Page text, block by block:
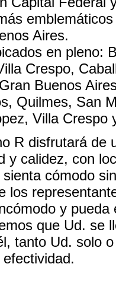
Aires.
en pleno:
Crespo,
Buenos
Quilmes, San
Villa Crespo
R disfrutará de
y calidez, con
cómodo
los
y
que Ud. se
tanto Ud. solo